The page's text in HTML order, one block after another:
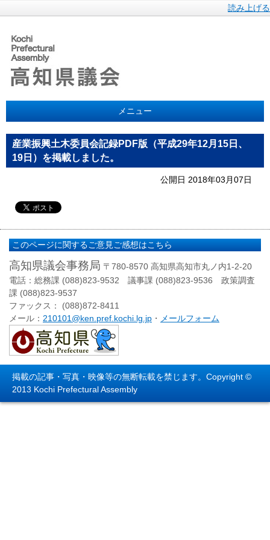
読み上げる
メニュー
産業振興土木委員会記録PDF版（平成29年12月15日、
19日）を掲載しました。
公開日 2018年03月07日
このページに関するご意見ご感想はこちら
高知県議会事務局 〒780-8570 高知県高知市丸ノ内1-2-20
電話：総務課 (088)823-9532 議事課 (088)823-9536 政策調査
課 (088)823-9537
ファックス： (088)872-8411
メール： 210101@ken.pref.kochi.lg.jp ・ メールフォーム
掲載の記事・写真・映像等の無断転載を禁じます。Copyright ©
2013 Kochi Prefectural Assembly